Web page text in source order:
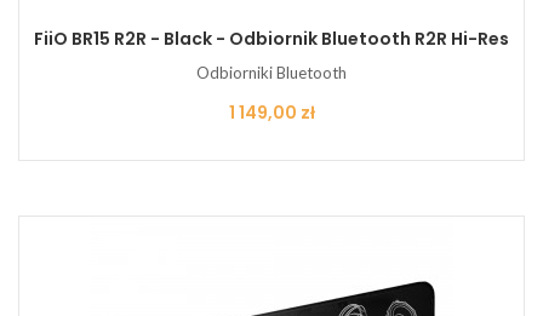
FiiO BR15 R2R - Black - Odbiornik Bluetooth R2R Hi-Res
Odbiorniki Bluetooth
Cena
1 149,00 zł